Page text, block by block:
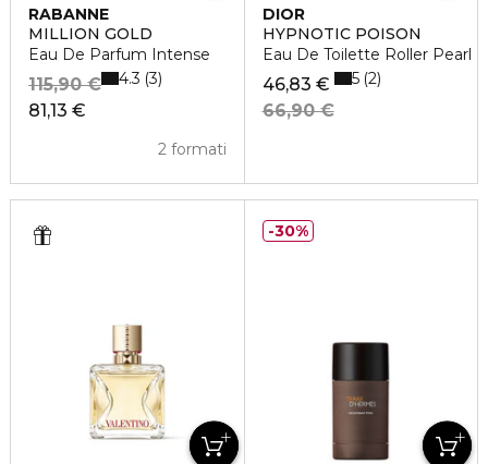
RABANNE
MILLION GOLD
Eau De Parfum Intense
81,13 €
115,90 €
2 formati
4.3 3
DIOR
HYPNOTIC POISON
Eau De Toilette Roller Pearl
46,83 €
66,90 €
5 2
30%